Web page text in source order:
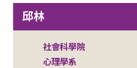
邱林
社會科學院
心理學系